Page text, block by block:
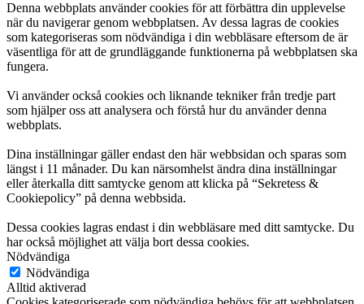
Denna webbplats använder cookies för att förbättra din upplevelse
när du navigerar genom webbplatsen. Av dessa lagras de cookies
som kategoriseras som nödvändiga i din webbläsare eftersom de är
väsentliga för att de grundläggande funktionerna på webbplatsen ska
fungera.
Vi använder också cookies och liknande tekniker från tredje part
som hjälper oss att analysera och förstå hur du använder denna
webbplats.
Dina inställningar gäller endast den här webbsidan och sparas som
längst i 11 månader. Du kan närsomhelst ändra dina inställningar
eller återkalla ditt samtycke genom att klicka på “Sekretess &
Cookiepolicy” på denna webbsida.
Dessa cookies lagras endast i din webbläsare med ditt samtycke. Du
har också möjlighet att välja bort dessa cookies.
Nödvändiga
Nödvändiga
Alltid aktiverad